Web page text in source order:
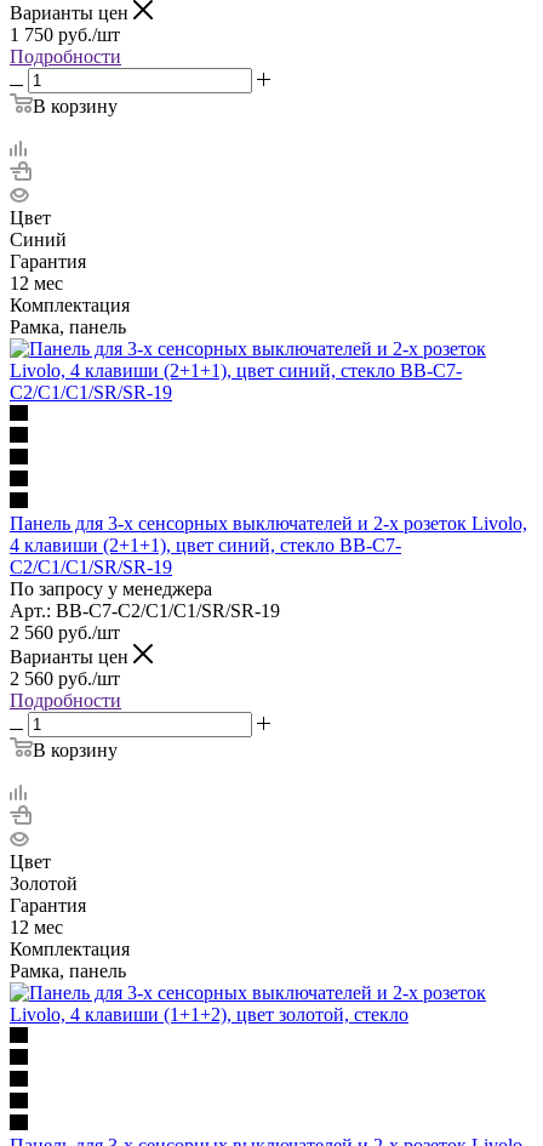
Варианты цен
1 750 руб./шт
Подробности
В корзину
Цвет
Синий
Гарантия
12 мес
Комплектация
Рамка, панель
Панель для 3-х сенсорных выключателей и 2-х розеток Livolo,
4 клавиши (2+1+1), цвет синий, стекло BB-C7-
C2/C1/C1/SR/SR-19
По запросу у менеджера
Арт.: BB-C7-C2/C1/C1/SR/SR-19
2 560 руб./шт
Варианты цен
2 560 руб./шт
Подробности
В корзину
Цвет
Золотой
Гарантия
12 мес
Комплектация
Рамка, панель